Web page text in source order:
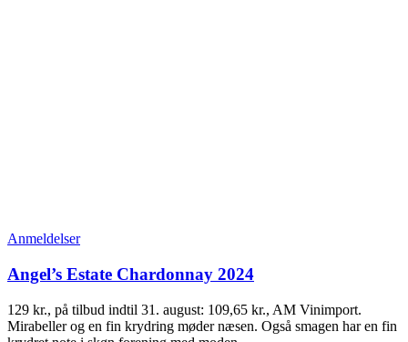
Anmeldelser
Angel’s Estate Chardonnay 2024
129 kr., på tilbud indtil 31. august: 109,65 kr., AM Vinimport.
Mirabeller og en fin krydring møder næsen. Også smagen har en fin